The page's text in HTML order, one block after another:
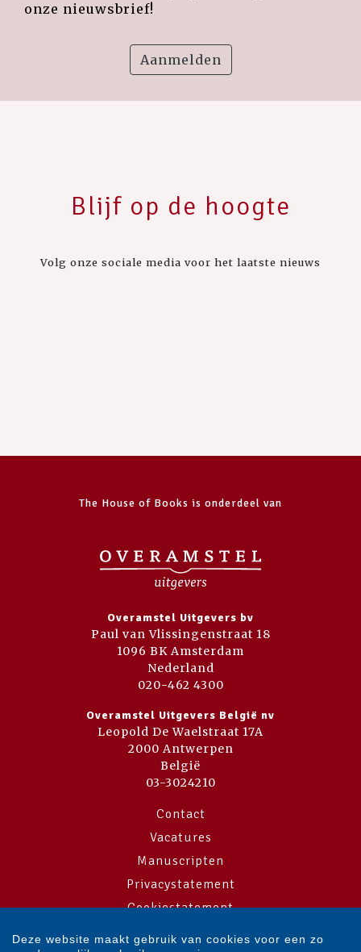
onze nieuwsbrief!
Aanmelden
Blijf op de hoogte
Volg onze sociale media voor het laatste nieuws
The House of Books is onderdeel van
Overamstel Uitgevers bv
Paul van Vlissingenstraat 18
1096 BK Amsterdam
Nederland
020-462 4300
Overamstel Uitgevers België nv
Leopold De Waelstraat 17A
2000 Antwerpen
België
03-3024210
Contact
Vacatures
Manuscripten
Privacystatement
Cookiestatement
Cookie-instellingen
Deze website maakt gebruik van cookies voor een zo